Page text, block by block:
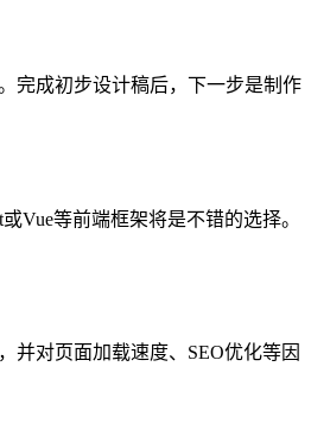
完成初步设计稿后，下一步是制作
等前端框架将是不错的选择。
对页面加载速度、SEO优化等因